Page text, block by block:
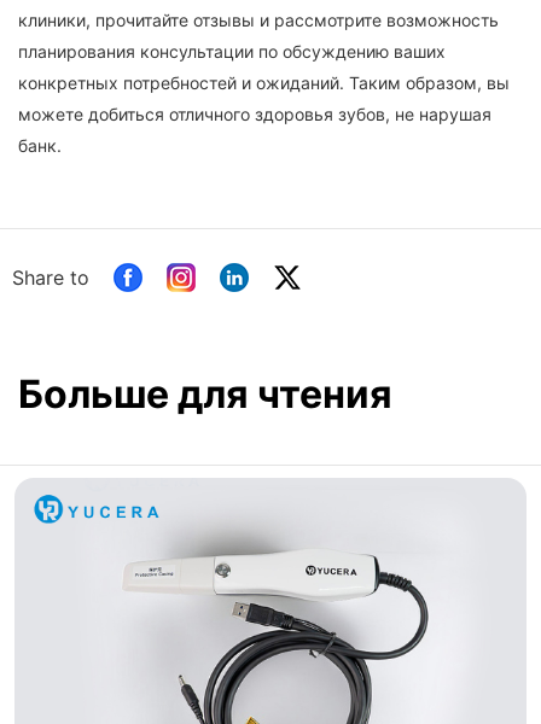
клиники, прочитайте отзывы и рассмотрите возможность
планирования консультации по обсуждению ваших
конкретных потребностей и ожиданий. Таким образом, вы
можете добиться отличного здоровья зубов, не нарушая
банк.
Share to
Больше для чтения